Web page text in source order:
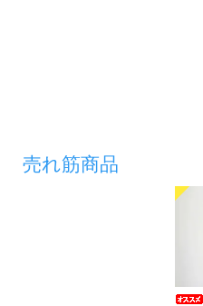
売れ筋商品